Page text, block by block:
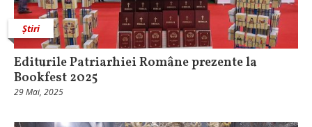
Știri
Editurile Patriarhiei Române prezente la
Bookfest 2025
29 Mai, 2025